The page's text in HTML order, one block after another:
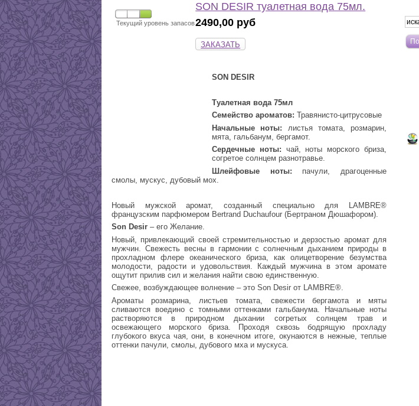
Текущий уровень запасов
SON DESIR туалетная вода 75мл.
2490,00 руб
ЗАКАЗАТЬ
SON DESIR
Туалетная вода 75мл
Семейство ароматов: Травянисто-цитрусовые
Начальные ноты: листья томата, розмарин,
мята, гальбанум, бергамот.
Сердечные ноты: чай, ноты морского бриза,
согретое солнцем разнотравье.
Шлейфовые ноты: пачули, драгоценные
смолы, мускус, дубовый мох.
Новый мужской аромат, созданный специально для LAMBRE®
французским парфюмером Bertrand Duchaufour (Бертраном Дюшафором).
Son Desir – его Желание.
Новый, привлекающий своей стремительностью и дерзостью аромат для
мужчин. Свежесть весны в гармонии с солнечным дыханием природы в
прохладном флере океанического бриза, как олицетворение безумства
молодости, радости и удовольствия. Каждый мужчина в этом аромате
ощутит прилив сил и желания найти свою единственную.
Свежее, возбуждающее волнение – это Son Desir от LAMBRE®.
Ароматы розмарина, листьев томата, свежести бергамота и мяты
сливаются воедино с томными оттенками гальбанума. Начальные ноты
растворяются в природном дыхании согретых солнцем трав и
освежающего морского бриза. Проходя сквозь бодрящую прохладу
глубокого вкуса чая, они, в конечном итоге, окунаются в нежные, теплые
оттенки пачули, смолы, дубового мха и мускуса.